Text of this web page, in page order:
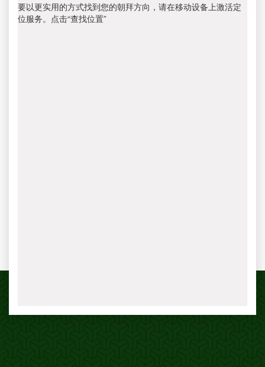
要以更实用的方式找到您的朝拜方向，请在移动设备上激活定
位服务。点击“查找位置”